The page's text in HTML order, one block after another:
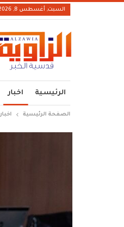
السبت, أغسطس 8, 2026
الرئيسية اخبار
الصفحة الرئيسية اخبار